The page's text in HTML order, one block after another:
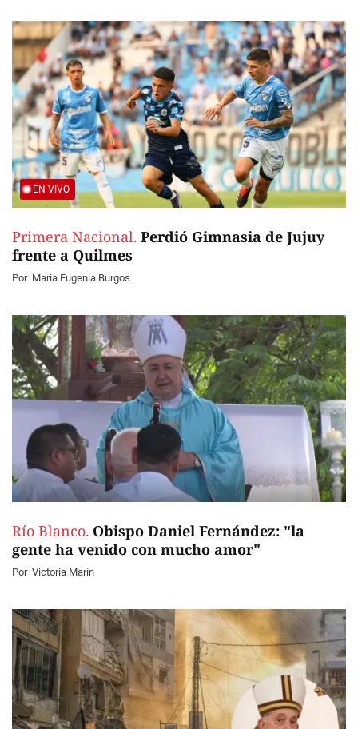
EN VIVO
Primera Nacional. Perdió Gimnasia de Jujuy
frente a Quilmes
Por Maria Eugenia Burgos
Río Blanco. Obispo Daniel Fernández: "la
gente ha venido con mucho amor"
Por Victoria Marín